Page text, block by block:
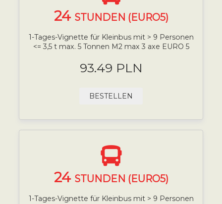
24 STUNDEN (EURO5)
1-Tages-Vignette für Kleinbus mit > 9 Personen
<= 3,5 t max. 5 Tonnen M2 max 3 axe EURO 5
93.49 PLN
BESTELLEN
24 STUNDEN (EURO5)
1-Tages-Vignette für Kleinbus mit > 9 Personen